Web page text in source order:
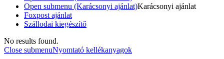
Open submenu (Karácsonyi ajánlat)Karácsonyi ajánlat
Foxpost ajánlat
Szállodai kiegészítő
No results found.
Close submenuNyomtató kellékanyagok